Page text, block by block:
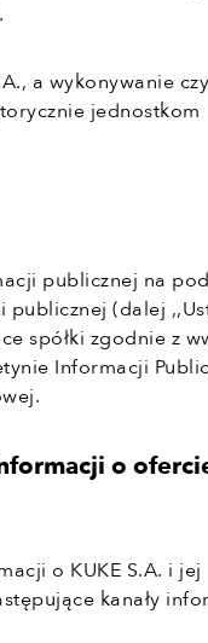
a wykonywanie
jednostkom
publicznej na
(dalej
spółki zgodnie z
Informacji
o
o KUKE S.A. i jej
kanały